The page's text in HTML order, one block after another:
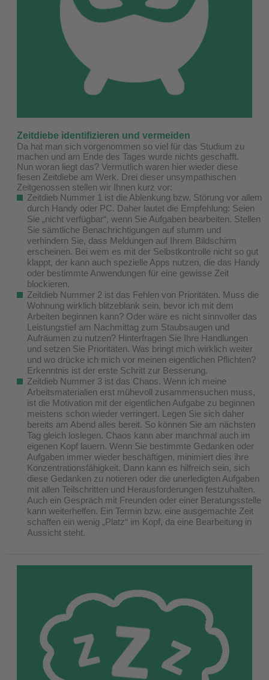
Zeitdiebe identifizieren und vermeiden
Da hat man sich vorgenommen so viel für das Studium zu
machen und am Ende des Tages wurde nichts geschafft.
Nun woran liegt das? Vermutlich waren hier wieder diese
fiesen Zeitdiebe am Werk. Drei dieser unsympathischen
Zeitgenossen stellen wir Ihnen kurz vor:
Zeitdieb Nummer 1 ist die Ablenkung bzw. Störung vor allem
durch Handy oder PC. Daher lautet die Empfehlung: Seien
Sie „nicht verfügbar“, wenn Sie Aufgaben bearbeiten. Stellen
Sie sämtliche Benachrichtigungen auf stumm und
verhindern Sie, dass Meldungen auf Ihrem Bildschirm
erscheinen. Bei wem es mit der Selbstkontrolle nicht so gut
klappt, der kann auch spezielle Apps nutzen, die das Handy
oder bestimmte Anwendungen für eine gewisse Zeit
blockieren.
Zeitdieb Nummer 2 ist das Fehlen von Prioritäten. Muss die
Wohnung wirklich blitzeblank sein, bevor ich mit dem
Arbeiten beginnen kann? Oder wäre es nicht sinnvoller das
Leistungstief am Nachmittag zum Staubsaugen und
Aufräumen zu nutzen? Hinterfragen Sie Ihre Handlungen
und setzen Sie Prioritäten. Was bringt mich wirklich weiter
und wo drücke ich mich vor meinen eigentlichen Pflichten?
Erkenntnis ist der erste Schritt zur Besserung.
Zeitdieb Nummer 3 ist das Chaos. Wenn ich meine
Arbeitsmaterialien erst mühevoll zusammensuchen muss,
ist die Motivation mit der eigentlichen Aufgabe zu beginnen
meistens schon wieder verringert. Legen Sie sich daher
bereits am Abend alles bereit. So können Sie am nächsten
Tag gleich loslegen. Chaos kann aber manchmal auch im
eigenen Kopf lauern. Wenn Sie bestimmte Gedanken oder
Aufgaben immer wieder beschäftigen, minimiert dies ihre
Konzentrationsfähigkeit. Dann kann es hilfreich sein, sich
diese Gedanken zu notieren oder die unerledigten Aufgaben
mit allen Teilschritten und Herausforderungen festzuhalten.
Auch ein Gespräch mit Freunden oder einer Beratungsstelle
kann weiterhelfen. Ein Termin bzw. eine ausgemachte Zeit
schaffen ein wenig „Platz“ im Kopf, da eine Bearbeitung in
Aussicht steht.